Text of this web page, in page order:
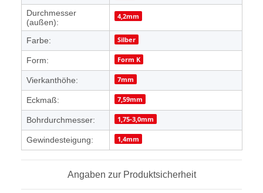
Durchmesser
(außen):
4,2mm
Farbe: Silber
Form: Form K
Vierkanthöhe: 7mm
Eckmaß: 7,59mm
Bohrdurchmesser: 1,75-3,0mm
Gewindesteigung: 1,4mm
Angaben zur Produktsicherheit